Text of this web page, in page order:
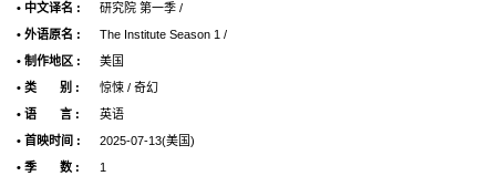
• 中文译名 :
研究院 第一季 /
• 外语原名 :
The Institute Season 1 /
• 制作地区 :
美国
• 类 别 :
惊悚 / 奇幻
• 语 言 :
英语
• 首映时间 :
2025-07-13(美国)
• 季 数 :
1